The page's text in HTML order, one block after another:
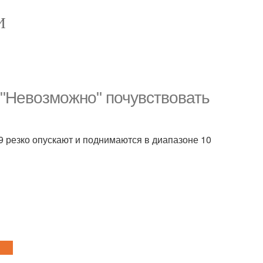
почувствовать
резко опускают и поднимаются в диапазоне 10